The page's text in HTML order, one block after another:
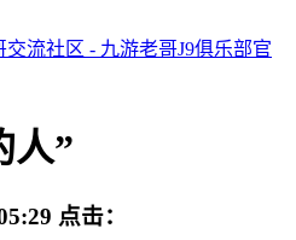
流社区 - 九游老哥J9俱乐部官
人”
点击：